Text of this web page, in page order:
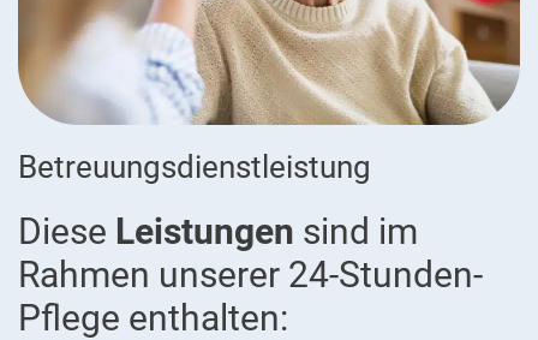
Betreuungsdienstleistung
Diese Leistungen sind im
Rahmen unserer 24-Stunden-
Pflege enthalten: